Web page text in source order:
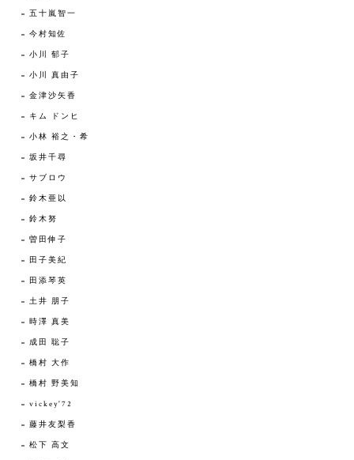
五十嵐智一
今村知佐
小川 郁子
小川 真由子
金津沙矢香
キム ドンヒ
小林 裕之・希
坂井千尋
サブロウ
鈴木亜以
鈴木努
曽田伸子
田子美紀
田添琴英
土井 朋子
時澤 真美
成田 聡子
橋村 大作
橋村 野美知
vickey'72
藤井友梨香
松下 高文